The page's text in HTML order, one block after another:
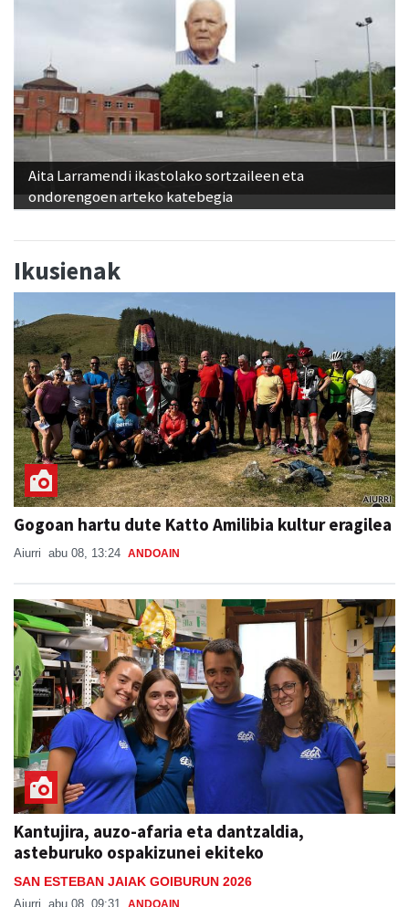
Aita Larramendi ikastolako sortzaileen eta
ondorengoen arteko katebegia
Ikusienak
Gogoan hartu dute Katto Amilibia kultur eragilea
Aiurri abu 08, 13:24 ANDOAIN
Kantujira, auzo-afaria eta dantzaldia,
asteburuko ospakizunei ekiteko
SAN ESTEBAN JAIAK GOIBURUN 2026
Aiurri abu 08, 09:31 ANDOAIN